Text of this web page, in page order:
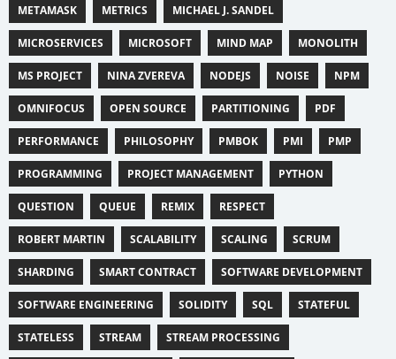
METAMASK METRICS MICHAEL J. SANDEL
MICROSERVICES MICROSOFT MIND MAP MONOLITH
MS PROJECT NINA ZVEREVA NODEJS NOISE NPM
OMNIFOCUS OPEN SOURCE PARTITIONING PDF
PERFORMANCE PHILOSOPHY PMBOK PMI PMP
PROGRAMMING PROJECT MANAGEMENT PYTHON
QUESTION QUEUE REMIX RESPECT
ROBERT MARTIN SCALABILITY SCALING SCRUM
SHARDING SMART CONTRACT SOFTWARE DEVELOPMENT
SOFTWARE ENGINEERING SOLIDITY SQL STATEFUL
STATELESS STREAM STREAM PROCESSING